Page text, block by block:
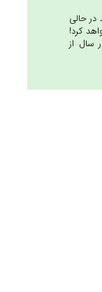
در حالى
كرد!
سال از